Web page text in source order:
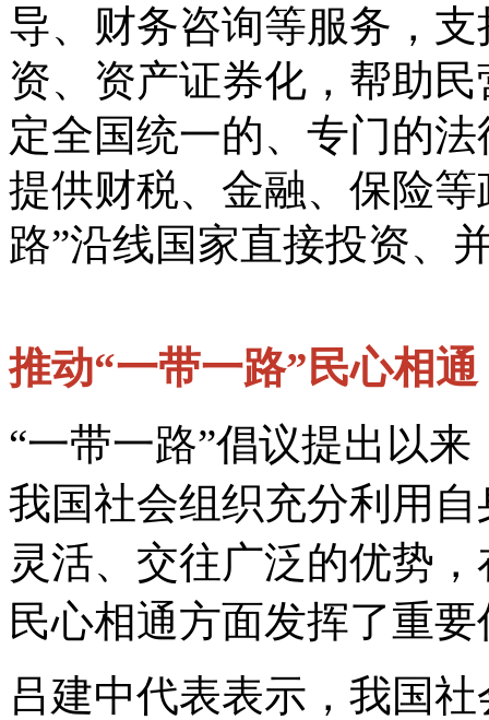
导、财务咨询等服务，
资、资产证券化，帮助
定全国统一的、专门的
提供财税、金融、保险
路”沿线国家直接投资、
推动“一带一路”民心相通
“一带一路”倡议提出以
我国社会组织充分利用
灵活、交往广泛的优势
民心相通方面发挥了重
吕建中代表表示，我国